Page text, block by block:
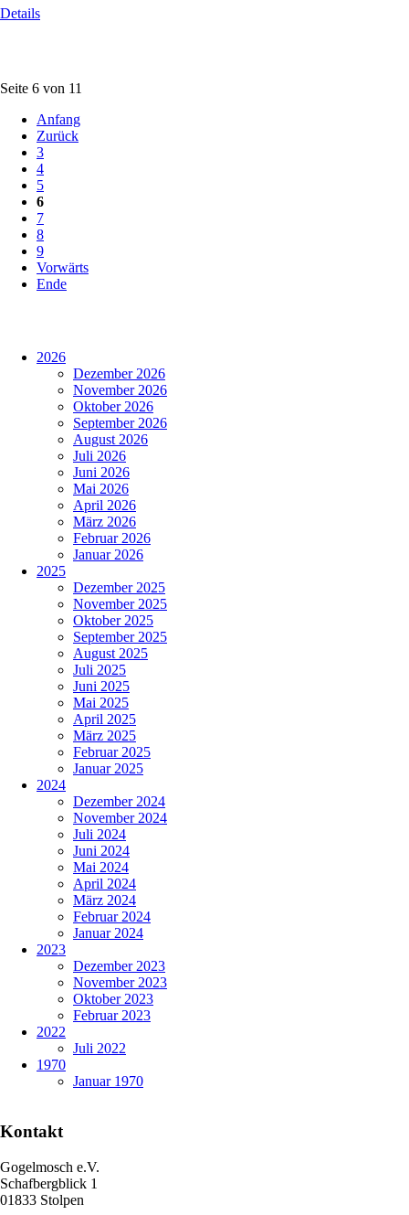
Details
Seite 6 von 11
Anfang
Zurück
3
4
5
6
7
8
9
Vorwärts
Ende
2026
Dezember 2026
November 2026
Oktober 2026
September 2026
August 2026
Juli 2026
Juni 2026
Mai 2026
April 2026
März 2026
Februar 2026
Januar 2026
2025
Dezember 2025
November 2025
Oktober 2025
September 2025
August 2025
Juli 2025
Juni 2025
Mai 2025
April 2025
März 2025
Februar 2025
Januar 2025
2024
Dezember 2024
November 2024
Juli 2024
Juni 2024
Mai 2024
April 2024
März 2024
Februar 2024
Januar 2024
2023
Dezember 2023
November 2023
Oktober 2023
Februar 2023
2022
Juli 2022
1970
Januar 1970
Kontakt
Gogelmosch e.V.
Schafbergblick 1
01833 Stolpen